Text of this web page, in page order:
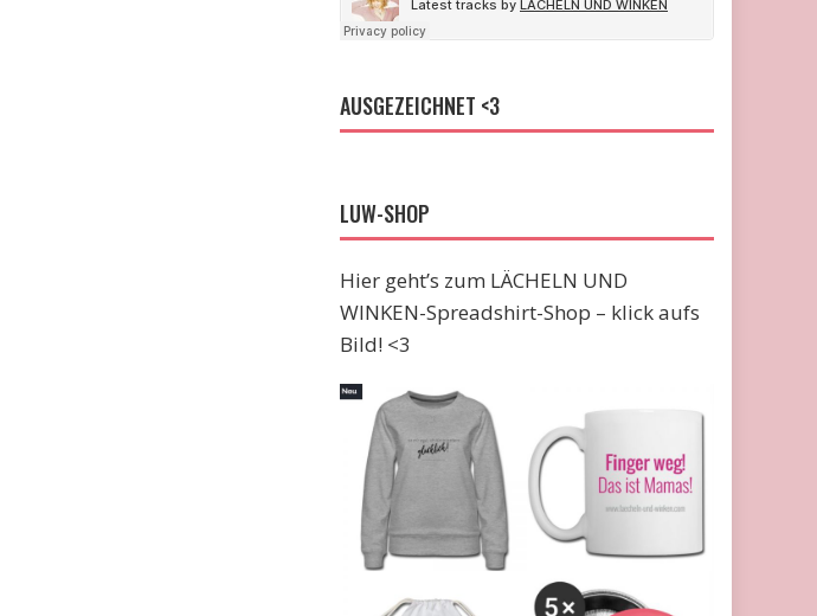
AUSGEZEICHNET <3
LUW-SHOP
Hier geht’s zum LÄCHELN UND
WINKEN-Spreadshirt-Shop – klick aufs
Bild! <3